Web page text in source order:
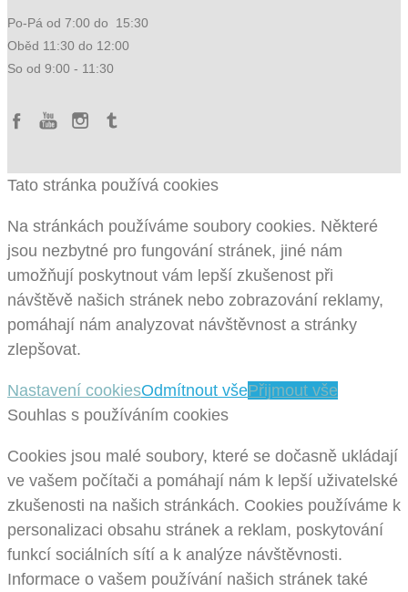
Po-Pá od 7:00 do 15:30
Oběd 11:30 do 12:00
So od 9:00 - 11:30
Tato stránka používá cookies
Na stránkách používáme soubory cookies. Některé
jsou nezbytné pro fungování stránek, jiné nám
umožňují poskytnout vám lepší zkušenost při
návštěvě našich stránek nebo zobrazování reklamy,
pomáhají nám analyzovat návštěvnost a stránky
zlepšovat.
Nastavení cookiesOdmítnout všePřijmout vše
Souhlas s používáním cookies
Cookies jsou malé soubory, které se dočasně ukládají
ve vašem počítači a pomáhají nám k lepší uživatelské
zkušenosti na našich stránkách. Cookies používáme k
personalizaci obsahu stránek a reklam, poskytování
funkcí sociálních sítí a k analýze návštěvnosti.
Informace o vašem používání našich stránek také